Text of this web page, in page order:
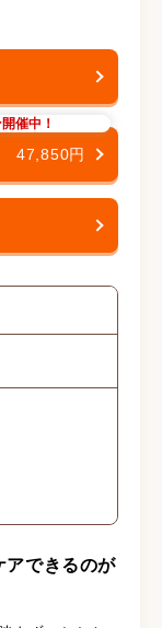
催中！
47,850円
アできるのが